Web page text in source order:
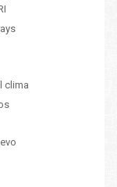
clima